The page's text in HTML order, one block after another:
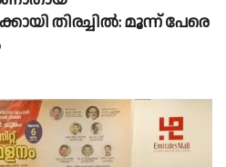
തിരച്ചിൽ: മൂന്ന് പേരെ